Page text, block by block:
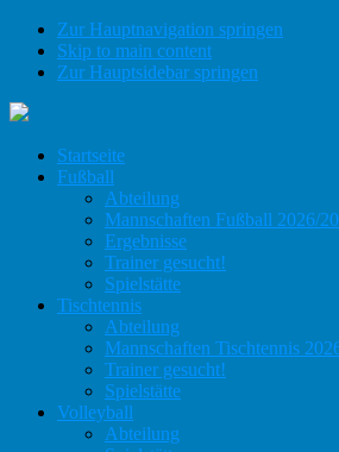
Zur Hauptnavigation springen
Skip to main content
Zur Hauptsidebar springen
Startseite
Fußball
Abteilung
Mannschaften Fußball 2026/
Ergebnisse
Trainer gesucht!
Spielstätte
Tischtennis
Abteilung
Mannschaften Tischtennis
Trainer gesucht!
Spielstätte
Volleyball
Abteilung